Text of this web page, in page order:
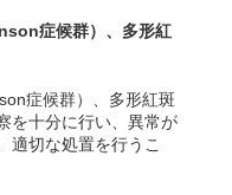
症候群）、多形紅
症候群）、多形紅斑
を十分に行い、異常が
適切な処置を行うこ